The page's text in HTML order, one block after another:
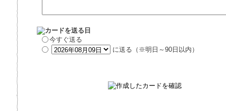
今すぐ送る
に送る（※明日～90日以内）